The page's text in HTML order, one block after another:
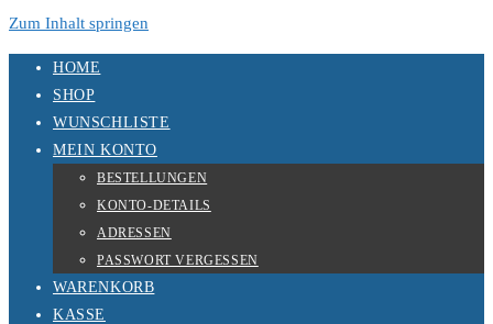
Zum Inhalt springen
HOME
SHOP
WUNSCHLISTE
MEIN KONTO
BESTELLUNGEN
KONTO-DETAILS
ADRESSEN
PASSWORT VERGESSEN
WARENKORB
KASSE